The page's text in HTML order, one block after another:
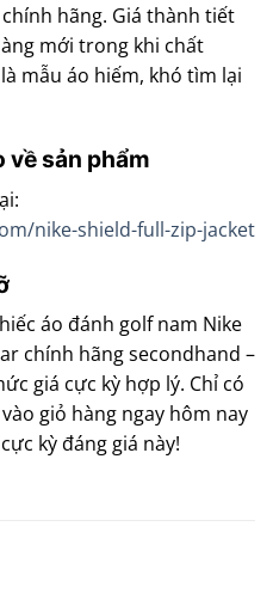
hãng. Giá thành tiết
mới trong khi chất
mẫu áo hiếm, khó tìm lại
về sản phẩm
nike-shield-full-zip-jacket
áo đánh golf nam Nike
chính hãng secondhand –
giá cực kỳ hợp lý. Chỉ có
giỏ hàng ngay hôm nay
kỳ đáng giá này!